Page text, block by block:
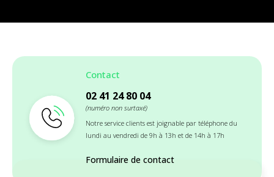
Contact
02 41 24 80 04
(numéro non surtaxé)
Notre service clients est joignable par téléphone du
lundi au vendredi de 9h à 13h et de 14h à 17h
Formulaire de contact